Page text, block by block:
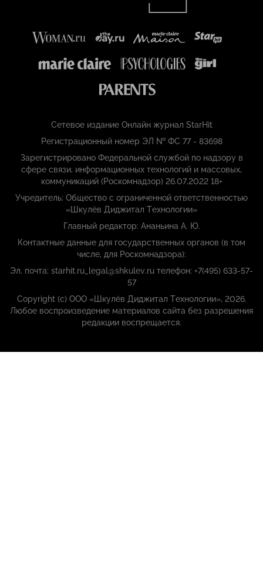
Сетевое издание Онлайн журнал StarHit
Регистрационный номер ЭЛ № ФС 77 - 83698
Зарегистрировано Федеральной службой по надзору в
сфере связи, информационных технологий и массовых,
коммуникаций (Роскомнадзор) 26.07.2022 18+
Учредитель: Общество с ограниченной ответственностью
«Шкулёв Диджитал Технологии»
Главный редактор: Ананьина А. Ю.
Контактные данные для государственных органов (в том
числе, для Роскомнадзора):
Эл. почта: starhit.ru_legal@shkulev.ru телефон: +7(495) 633-57-
57
Copyright (с) ООО «Шкулёв Диджитал Технологии», 2026.
Любое воспроизведение материалов сайта без разрешения
редакции воспрещается.